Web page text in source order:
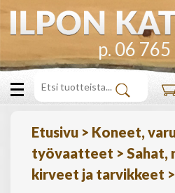
p. 06
Etusivu > Koneet,
työvaatteet > Sahat,
kirveet ja tarvikkeet >